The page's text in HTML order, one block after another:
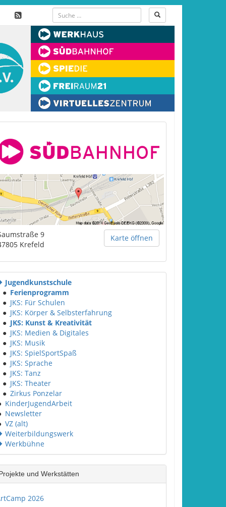
Karte öffnen
9
Krefeld
Jugendkunstschule
● Ferienprogramm
● JKS: Für Schulen
● JKS: Körper & Selbsterfahrung
● JKS: Kunst & Kreativität
● JKS: Medien & Digitales
● JKS: Musik
● JKS: SpielSportSpaß
● JKS: Sprache
● JKS: Tanz
● JKS: Theater
● Zirkus Ponzelar
KinderJugendArbeit
Newsletter
VZ (alt)
Weiterbildungswerk
Werkbühne
und Werkstätten
2026